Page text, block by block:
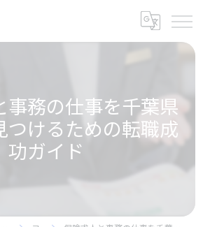
事務の仕事を千葉県
つけるための転職成
功ガイド